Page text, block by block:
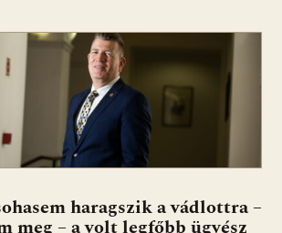
haragszik a vádlottra –